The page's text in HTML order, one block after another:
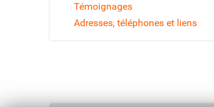
Témoignages
Adresses, téléphones et liens